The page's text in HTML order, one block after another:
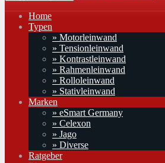
Home
Typen
» Motorleinwand
» Tensionleinwand
» Kontrastleinwand
» Rahmenleinwand
» Rolloleinwand
» Stativleinwand
Marken
» eSmart Germany
» Celexon
» Jago
» Diverse
Ratgeber